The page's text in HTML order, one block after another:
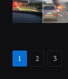
1 2 3